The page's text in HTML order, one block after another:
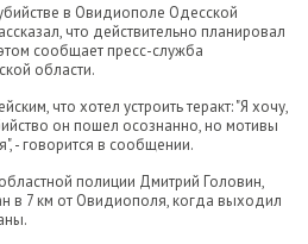
в Овидиополе Одесской
что действительно планировал
сообщает пресс-служба
области.
что хотел устроить теракт: "Я хочу,
он пошел осознанно, но мотивы
- говорится в сообщении.
полиции Дмитрий Головин,
в 7 км от Овидиополя, когда выходил